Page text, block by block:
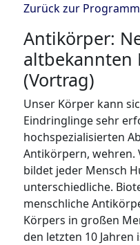
Zurück zur
Antikörper:
altbekannten
(Vortrag)
Unser Körper kann
Eindringlinge sehr
hochspezialisierten
Antikörpern, wehren.
bildet jeder Mensch
unterschiedliche.
menschliche
Körpers in großen
den letzten 10 Jahren